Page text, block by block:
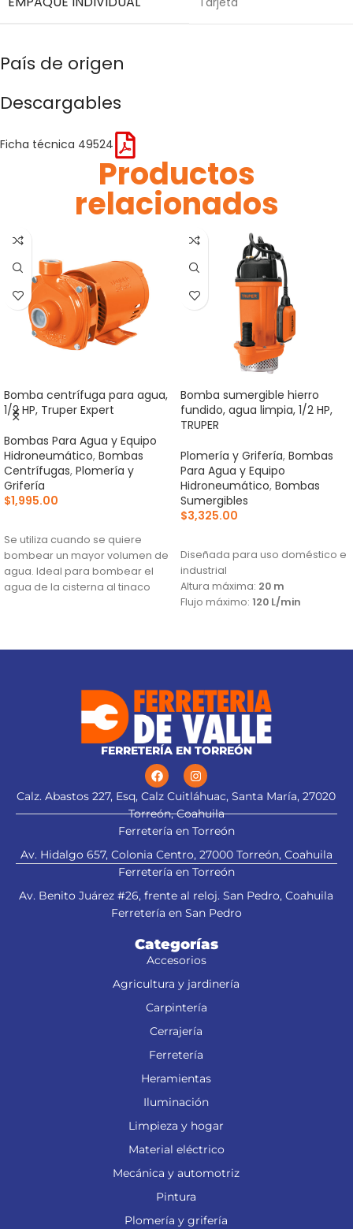
País de origen
Descargables
Ficha técnica 49524
Productos
relacionados
Bomba centrífuga para agua,
1/2 HP, Truper Expert
Bombas Para Agua y Equipo
Hidroneumático, Bombas
Centrífugas, Plomería y
Grifería
$1,995.00
Se utiliza cuando se quiere
bombear un mayor volumen de
agua. Ideal para bombear el
agua de la cisterna al tinaco
Bomba sumergible hierro
fundido, agua limpia, 1/2 HP,
TRUPER
Plomería y Grifería, Bombas
Para Agua y Equipo
Hidroneumático, Bombas
Sumergibles
$3,325.00
Diseñada para uso doméstico e
industrial
Altura máxima: 20 m
Flujo máximo: 120 L/min
FERRETERÍA EN TORREÓN
Calz. Abastos 227, Esq, Calz Cuitláhuac, Santa María, 27020
Torreón, Coahuila
Ferretería en Torreón
Av. Hidalgo 657, Colonia Centro, 27000 Torreón, Coahuila
Ferretería en Torreón
Av. Benito Juárez #26, frente al reloj. San Pedro, Coahuila
Ferretería en San Pedro
Categorías
Accesorios
Agricultura y jardinería
Carpintería
Cerrajería
Ferretería
Heramientas
Iluminación
Limpieza y hogar
Material eléctrico
Mecánica y automotriz
Pintura
Plomería y grifería